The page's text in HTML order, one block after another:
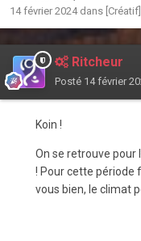
14 février 2024dans
Ritcheur
Posté 14 février
Koin !
On se retrouve
! Pour cette période
vous bien, le climat